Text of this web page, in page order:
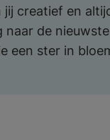
jij creatief en
naar de
een ster in